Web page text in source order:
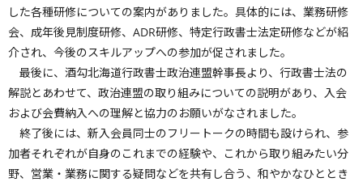
した各種研修についての案内がありました。具体的には、業務研修
会、成年後見制度研修、ADR研修、特定行政書士法定研修などが紹
介され、今後のスキルアップへの参加が促されました。
最後に、酒勾北海道行政書士政治連盟幹事長より、行政書士法の
解説とあわせて、政治連盟の取り組みについての説明があり、入会
および会費納入への理解と協力のお願いがなされました。
終了後には、新入会員同士のフリートークの時間も設けられ、参
加者それぞれが自身のこれまでの経験や、これから取り組みたい分
野、営業・業務に関する疑問などを共有し合う、和やかなひととき